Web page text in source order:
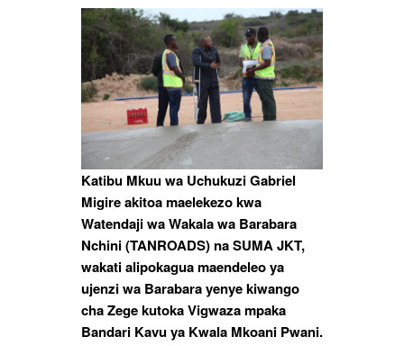
Katibu Mkuu wa Uchukuzi Gabriel
Migire akitoa maelekezo kwa
Watendaji wa Wakala wa Barabara
Nchini (TANROADS) na SUMA JKT,
wakati alipokagua maendeleo ya
ujenzi wa Barabara yenye kiwango
cha Zege kutoka Vigwaza mpaka
Bandari Kavu ya Kwala Mkoani Pwani.